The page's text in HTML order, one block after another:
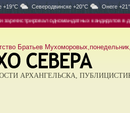
+19°C Северодвинске +20°C Онеге
одномандатных кандидатов в
Братьев
АРХАНГЕЛЬСКА,